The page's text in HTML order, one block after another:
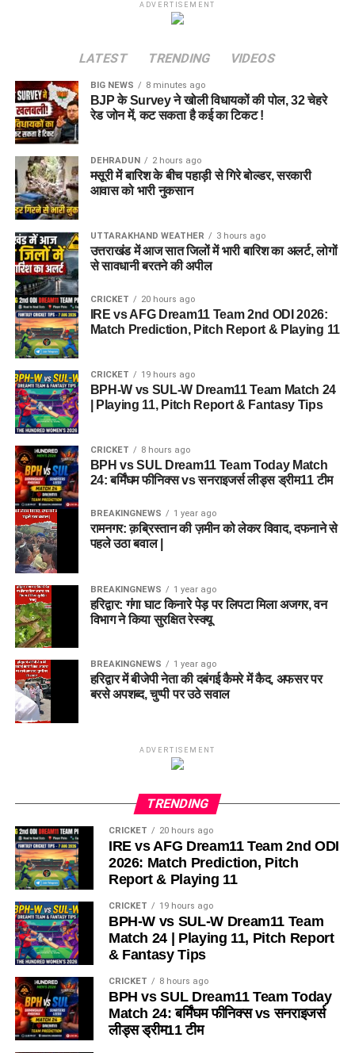
ADVERTISEMENT
LATEST TRENDING VIDEOS
BIG NEWS 8 minutes ago
BJP के Survey ने खोली विधायकों की पोल, 32 चेहरे
रेड जोन में, कट सकता है कई का टिकट !
DEHRADUN 2 hours ago
मसूरी में बारिश के बीच पहाड़ी से गिरे बोल्डर, सरकारी
आवास को भारी नुकसान
UTTARAKHAND WEATHER 3 hours ago
उत्तराखंड में आज सात जिलों में भारी बारिश का अलर्ट, लोगों
से सावधानी बरतने की अपील
CRICKET 20 hours ago
IRE vs AFG Dream11 Team 2nd ODI 2026:
Match Prediction, Pitch Report & Playing 11
CRICKET 19 hours ago
BPH-W vs SUL-W Dream11 Team Match 24
| Playing 11, Pitch Report & Fantasy Tips
CRICKET 8 hours ago
BPH vs SUL Dream11 Team Today Match
24: बर्मिंघम फीनिक्स vs सनराइजर्स लीड्स ड्रीम11 टीम
BREAKINGNEWS 1 year ago
रामनगर: क़ब्रिस्तान की ज़मीन को लेकर विवाद, दफनाने से
पहले उठा बवाल |
BREAKINGNEWS 1 year ago
हरिद्वार: गंगा घाट किनारे पेड़ पर लिपटा मिला अजगर, वन
विभाग ने किया सुरक्षित रेस्क्यू
BREAKINGNEWS 1 year ago
हरिद्वार में बीजेपी नेता की दबंगई कैमरे में कैद, अफसर पर
बरसे अपशब्द, चुप्पी पर उठे सवाल
ADVERTISEMENT
TRENDING
CRICKET 20 hours ago
IRE vs AFG Dream11 Team 2nd ODI
2026: Match Prediction, Pitch
Report & Playing 11
CRICKET 19 hours ago
BPH-W vs SUL-W Dream11 Team
Match 24 | Playing 11, Pitch Report
& Fantasy Tips
CRICKET 8 hours ago
BPH vs SUL Dream11 Team Today
Match 24: बर्मिंघम फीनिक्स vs सनराइजर्स
लीड्स ड्रीम11 टीम